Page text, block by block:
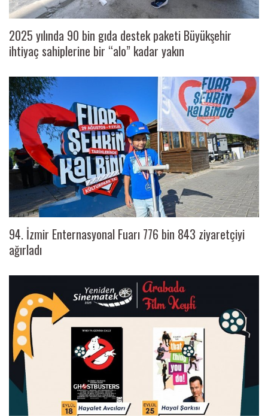
2025 yılında 90 bin gıda destek paketi Büyükşehir
ihtiyaç sahiplerine bir “alo” kadar yakın
94. İzmir Enternasyonal Fuarı 776 bin 843 ziyaretçiyi
ağırladı